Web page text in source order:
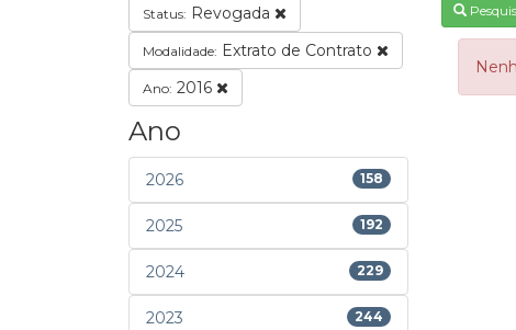
Status: Revogada
Modalidade: Extrato de Contrato
Ano: 2016
Ano
2026 158
2025 192
2024 229
2023 244